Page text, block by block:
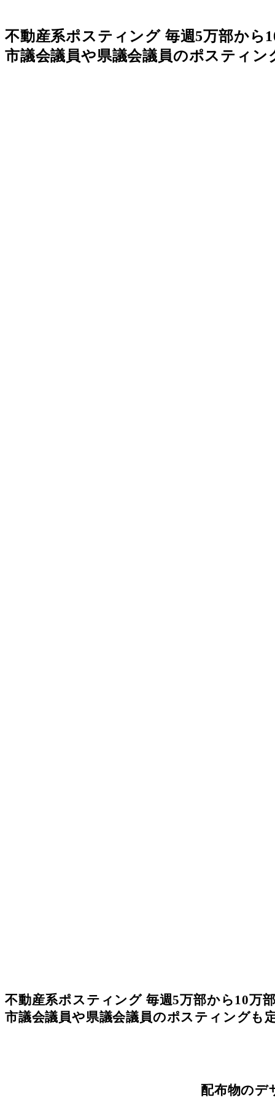
不動産系ポスティング 毎週5万部から
市議会議員や県議会議員のポスティン
不動産系ポスティング 毎週5万部から10万
市議会議員や県議会議員のポスティングも
配布物のデ